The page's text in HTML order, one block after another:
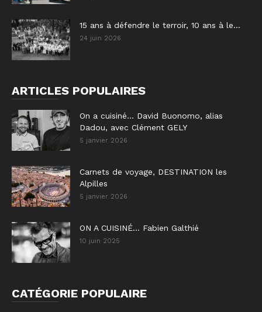
15 ans à défendre le terroir, 10 ans à le...
24 juin 2026
ARTICLES POPULAIRES
On a cuisiné… David Buonomo, alias
Dadou, avec Clément GELY
5 janvier 2026
Carnets de voyage, DESTINATION les
Alpilles
5 janvier 2026
ON A CUISINÉ… Fabien Galthié
10 juin 2025
CATÉGORIE POPULAIRE